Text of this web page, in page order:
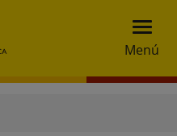
Menú